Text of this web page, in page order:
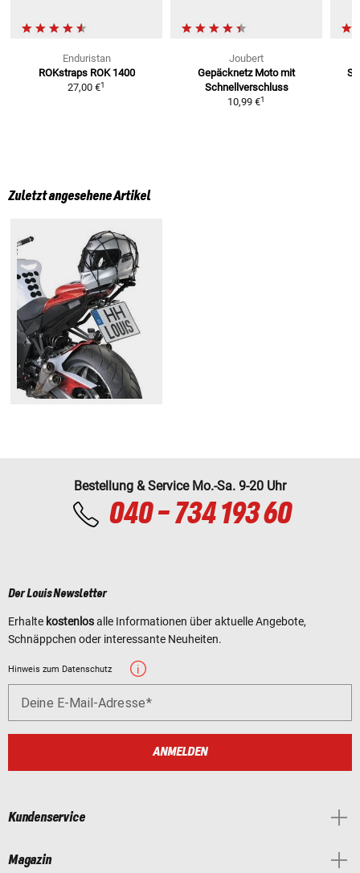
Enduristan
ROKstraps ROK 1400
27,00 €1
Joubert
Gepäcknetz Moto mit
Schnellverschluss
10,99 €1
Zuletzt angesehene Artikel
Bestellung & Service Mo.-Sa. 9-20 Uhr
040 - 734 193 60
Der Louis Newsletter
Erhalte kostenlosalle Informationen über aktuelle Angebote,
Schnäppchen oder interessante Neuheiten.
Hinweis zum Datenschutz
Deine E-Mail-Adresse
ANMELDEN
Kundenservice
Magazin